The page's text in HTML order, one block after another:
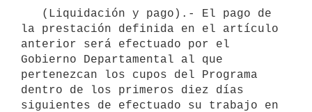
la prestación definida en el artículo
anterior será efectuado por el
Gobierno Departamental al que
pertenezcan los cupos del Programa
dentro de los primeros diez días
siguientes de efectuado su trabajo en